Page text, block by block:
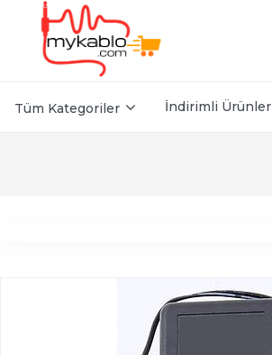
Tüm Kategoriler İndirimli Ürünler